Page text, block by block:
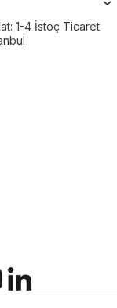
1-4 İstoç Ticaret